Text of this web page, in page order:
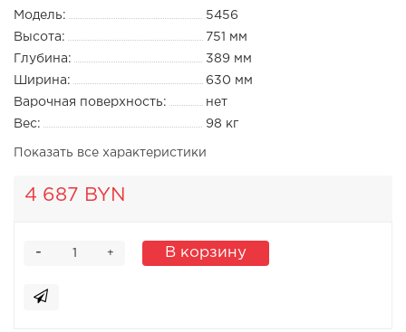
Модель:
5456
Высота:
751 мм
Глубина:
389 мм
Ширина:
630 мм
Варочная поверхность:
нет
Вес:
98 кг
Показать все характеристики
4 687 BYN
+
- В корзину